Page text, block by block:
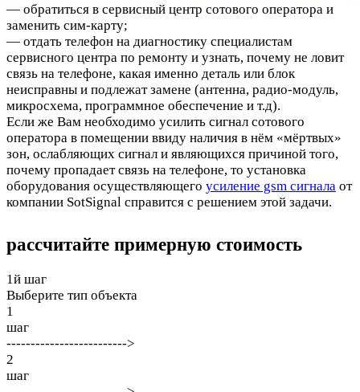
— обратиться в сервисный центр сотового оператора и
заменить сим-карту;
— отдать телефон на диагностику специалистам
сервисного центра по ремонту и узнать, почему не ловит
связь на телефоне, какая именно деталь или блок
неисправны и подлежат замене (антенна, радио-модуль,
микросхема, программное обеспечение и т.д).
Если же Вам необходимо усилить сигнал сотового
оператора в помещении ввиду наличия в нём «мёртвых»
зон, ослабляющих сигнал и являющихся причиной того,
почему пропадает связь на телефоне, то установка
оборудования осуществляющего усиление gsm сигнала от
компании SotSignal справится с решением этой задачи.
рассчитайте примерную стоимость
1й шаг
Выберите тип объекта
1
шаг
------------------------->
2
шаг